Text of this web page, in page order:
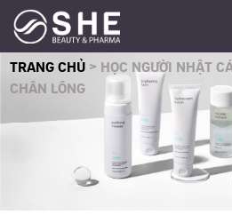
TRANG CHỦ > HỌC NGƯỜI NHẬT
CHÂN LÔNG